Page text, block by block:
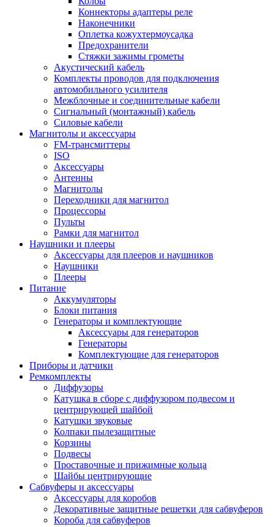
Коннекторы адаптеры реле
Наконечники
Оплетка кожухтермоусадка
Предохранители
Стяжки зажимы грометы
Акустический кабель
Комплекты проводов для подключения
автомобильного усилителя
Межблочные и соединительные кабели
Сигнальный (монтажный) кабель
Силовые кабели
Магнитолы и аксессуары
FM-трансмиттеры
ISO
Аксессуары
Антенны
Магнитолы
Переходники для магнитол
Процессоры
Пульты
Рамки для магнитол
Наушники и плееры
Аксессуары для плееров и наушников
Наушники
Плееры
Питание
Аккумуляторы
Блоки питания
Генераторы и комплектующие
Аксессуары для генераторов
Генераторы
Комплектующие для генераторов
Приборы и датчики
Ремкомплекты
Диффузоры
Катушка в сборе с диффузором подвесом и
центрирующей шайбой
Катушки звуковые
Колпаки пылезащитные
Корзины
Подвесы
Проставочные и прижимные кольца
Шайбы центрирующие
Сабвуферы и аксессуары
Аксессуары для коробов
Декоративные защитные решетки для сабвуферов
Короба для сабвуферов